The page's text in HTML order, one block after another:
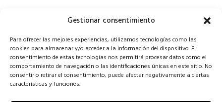
Gestionar consentimiento
Para ofrecer las mejores experiencias, utilizamos tecnologías como las
cookies para almacenar y/o acceder a la información del dispositivo. El
consentimiento de estas tecnologías nos permitirá procesar datos como el
comportamiento de navegación o las identificaciones únicas en este sitio. No
consentir o retirar el consentimiento, puede afectar negativamente a ciertas
características y funciones.
Comments are closed